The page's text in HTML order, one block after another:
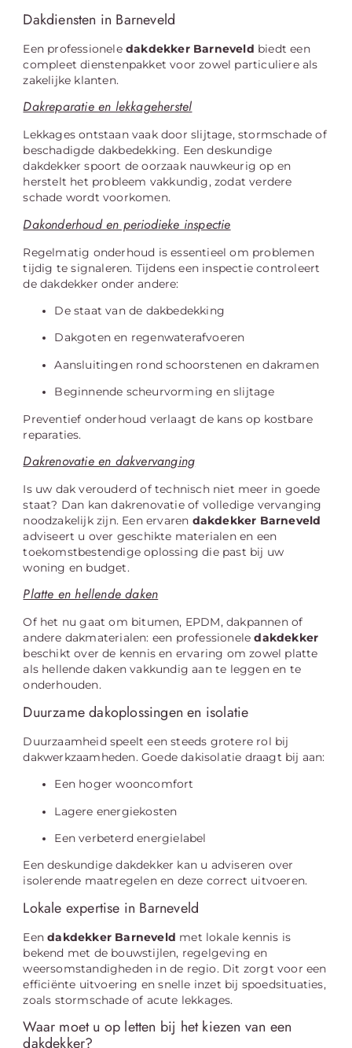
Dakdiensten in Barneveld
Een professioneledakdekker Barneveld biedt een
compleet dienstenpakket voor zowel particuliere als
zakelijke klanten.
Dakreparatie en lekkageherstel
Lekkages ontstaan vaak door slijtage, stormschade of
beschadigde dakbedekking. Een deskundige
dakdekker spoort de oorzaak nauwkeurig op en
herstelt het probleem vakkundig, zodat verdere
schade wordt voorkomen.
Dakonderhoud en periodieke inspectie
Regelmatig onderhoud is essentieel om problemen
tijdig te signaleren. Tijdens een inspectie controleert
de dakdekker onder andere:
De staat van de dakbedekking
Dakgoten en regenwaterafvoeren
Aansluitingen rond schoorstenen en dakramen
Beginnende scheurvorming en slijtage
Preventief onderhoud verlaagt de kans op kostbare
reparaties.
Dakrenovatie en dakvervanging
Is uw dak verouderd of technisch niet meer in goede
staat? Dan kan dakrenovatie of volledige vervanging
noodzakelijk zijn. Een ervaren dakdekker Barneveld
adviseert u over geschikte materialen en een
toekomstbestendige oplossing die past bij uw
woning en budget.
Platte en hellende daken
Of het nu gaat om bitumen, EPDM, dakpannen of
andere dakmaterialen: een professioneledakdekker
beschikt over de kennis en ervaring om zowel platte
als hellende daken vakkundig aan te leggen en te
onderhouden.
Duurzame dakoplossingen en isolatie
Duurzaamheid speelt een steeds grotere rol bij
dakwerkzaamheden. Goede dakisolatie draagt bij aan:
Een hoger wooncomfort
Lagere energiekosten
Een verbeterd energielabel
Een deskundige dakdekker kan u adviseren over
isolerende maatregelen en deze correct uitvoeren.
Lokale expertise in Barneveld
Eendakdekker Barneveld met lokale kennis is
bekend met de bouwstijlen, regelgeving en
weersomstandigheden in de regio. Dit zorgt voor een
efficiënte uitvoering en snelle inzet bij spoedsituaties,
zoals stormschade of acute lekkages.
Waar moet u op letten bij het kiezen van een
dakdekker?